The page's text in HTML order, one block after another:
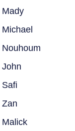
Mady
Michael
Nouhoum
John
Safi
Zan
Malick